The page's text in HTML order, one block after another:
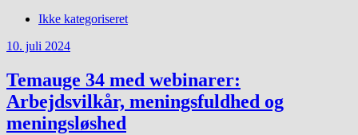
Ikke kategoriseret
10. juli 2024
Temauge 34 med webinarer:
Arbejdsvilkår, meningsfuldhed og
meningsløshed